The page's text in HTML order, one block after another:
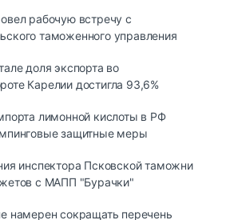
рабочую встречу с
таможенного управления
доля экспорта во
Карелии достигла 93,6%
лимонной кислоты в РФ
защитные меры
инспектора Псковской таможни
с МАПП "Бурачки"
намерен сокращать перечень